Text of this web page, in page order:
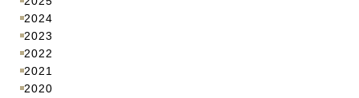
2024
2023
2022
2021
2020